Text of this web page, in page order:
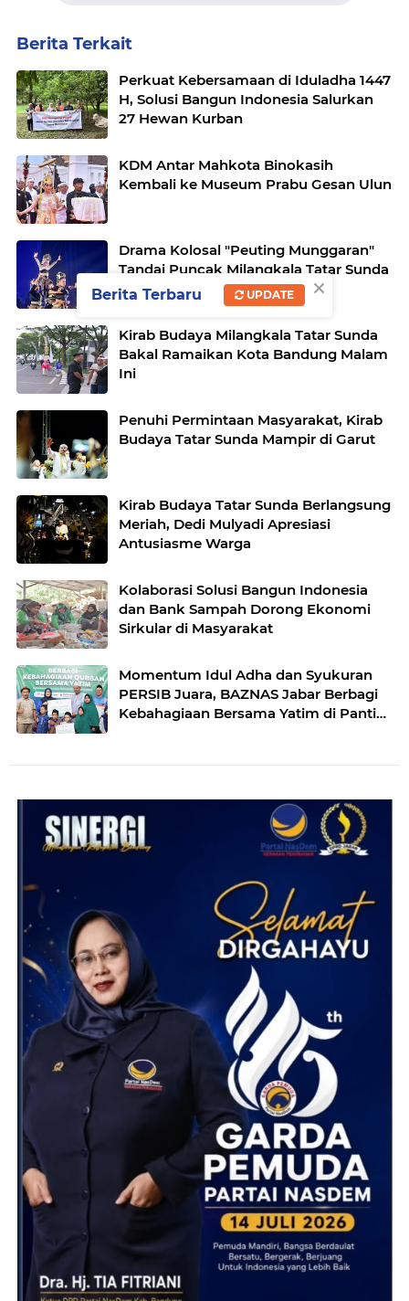
Berita Terkait
Perkuat Kebersamaan di Iduladha 1447
H, Solusi Bangun Indonesia Salurkan
27 Hewan Kurban
KDM Antar Mahkota Binokasih
Kembali ke Museum Prabu Gesan Ulun
Drama Kolosal "Peuting Munggaran"
Tandai Puncak Milangkala Tatar Sunda
Kirab Budaya Milangkala Tatar Sunda
Bakal Ramaikan Kota Bandung Malam
Ini
Penuhi Permintaan Masyarakat, Kirab
Budaya Tatar Sunda Mampir di Garut
Kirab Budaya Tatar Sunda Berlangsung
Meriah, Dedi Mulyadi Apresiasi
Antusiasme Warga
Kolaborasi Solusi Bangun Indonesia
dan Bank Sampah Dorong Ekonomi
Sirkular di Masyarakat
Momentum Idul Adha dan Syukuran
PERSIB Juara, BAZNAS Jabar Berbagi
Kebahagiaan Bersama Yatim di Panti
×
Berita Terbaru UPDATE